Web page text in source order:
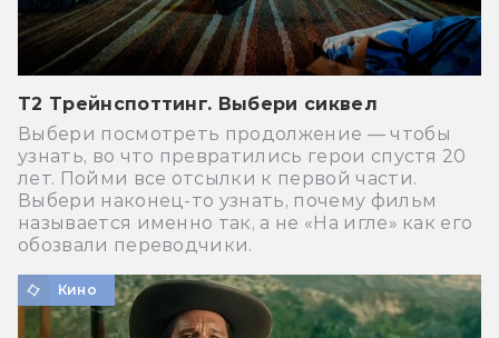
Т2 Трейнспоттинг. Выбери сиквел
Выбери посмотреть продолжение — чтобы
узнать, во что превратились герои спустя 20
лет. Пойми все отсылки к первой части.
Выбери наконец-то узнать, почему фильм
называется именно так, а не «На игле» как его
обозвали переводчики.
Кино